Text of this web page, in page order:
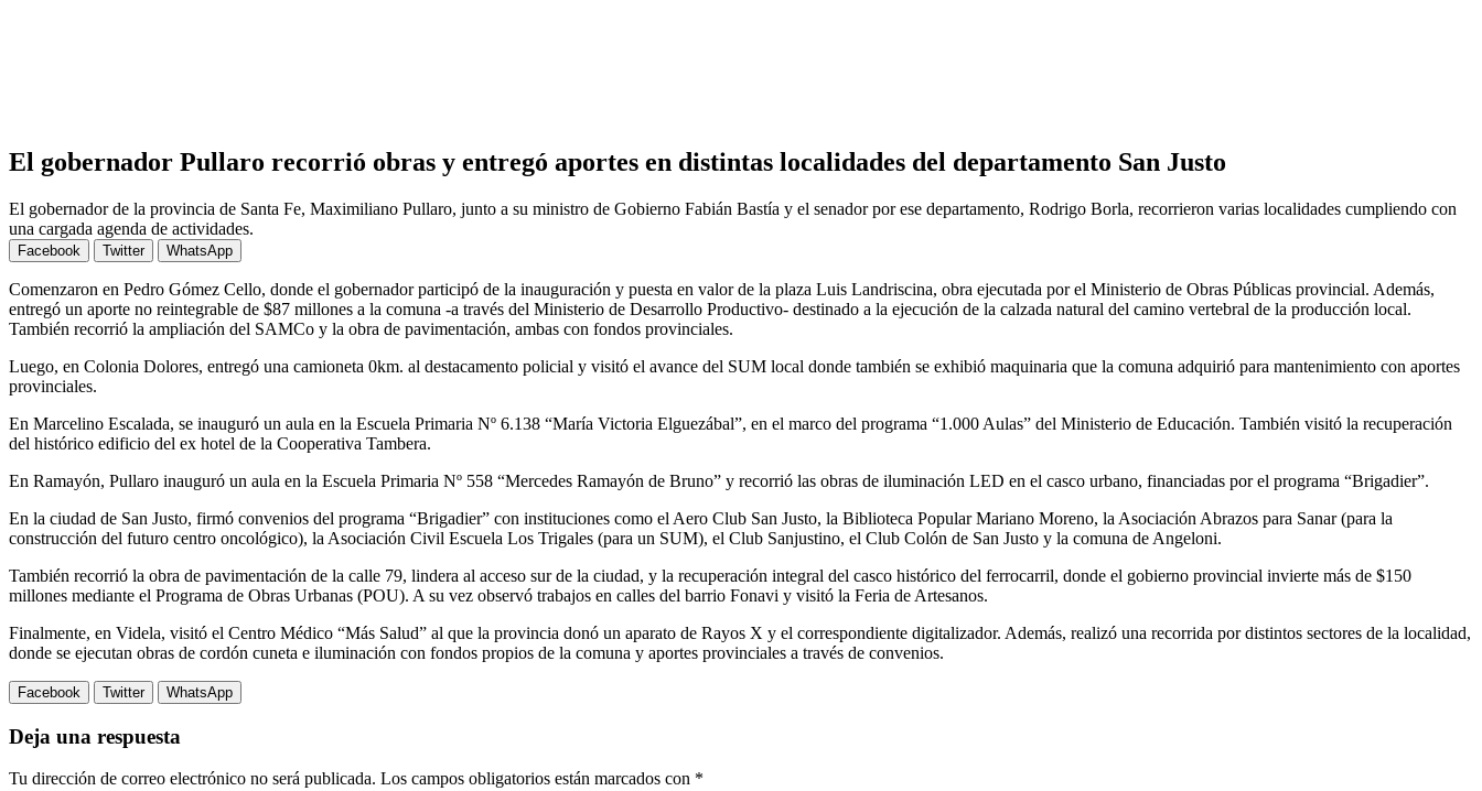
El gobernador Pullaro recorrió obras y entregó aportes en distintas localidades del departamento San Justo
El gobernador de la provincia de Santa Fe, Maximiliano Pullaro, junto a su ministro de Gobierno Fabián Bastía y el senador por ese departamento, Rodrigo Borla, recorrieron varias localidades cumpliendo con
una cargada agenda de actividades.
Facebook Twitter WhatsApp
Comenzaron en Pedro Gómez Cello, donde el gobernador participó de la inauguración y puesta en valor de la plaza Luis Landriscina, obra ejecutada por el Ministerio de Obras Públicas provincial. Además,
entregó un aporte no reintegrable de $87 millones a la comuna -a través del Ministerio de Desarrollo Productivo- destinado a la ejecución de la calzada natural del camino vertebral de la producción local.
También recorrió la ampliación del SAMCo y la obra de pavimentación, ambas con fondos provinciales.
Luego, en Colonia Dolores, entregó una camioneta 0km. al destacamento policial y visitó el avance del SUM local donde también se exhibió maquinaria que la comuna adquirió para mantenimiento con aportes
provinciales.
En Marcelino Escalada, se inauguró un aula en la Escuela Primaria Nº 6.138 “María Victoria Elguezábal”, en el marco del programa “1.000 Aulas” del Ministerio de Educación. También visitó la recuperación
del histórico edificio del ex hotel de la Cooperativa Tambera.
En Ramayón, Pullaro inauguró un aula en la Escuela Primaria Nº 558 “Mercedes Ramayón de Bruno” y recorrió las obras de iluminación LED en el casco urbano, financiadas por el programa “Brigadier”.
En la ciudad de San Justo, firmó convenios del programa “Brigadier” con instituciones como el Aero Club San Justo, la Biblioteca Popular Mariano Moreno, la Asociación Abrazos para Sanar (para la
construcción del futuro centro oncológico), la Asociación Civil Escuela Los Trigales (para un SUM), el Club Sanjustino, el Club Colón de San Justo y la comuna de Angeloni.
También recorrió la obra de pavimentación de la calle 79, lindera al acceso sur de la ciudad, y la recuperación integral del casco histórico del ferrocarril, donde el gobierno provincial invierte más de $150
millones mediante el Programa de Obras Urbanas (POU). A su vez observó trabajos en calles del barrio Fonavi y visitó la Feria de Artesanos.
Finalmente, en Videla, visitó el Centro Médico “Más Salud” al que la provincia donó un aparato de Rayos X y el correspondiente digitalizador. Además, realizó una recorrida por distintos sectores de la localidad,
donde se ejecutan obras de cordón cuneta e iluminación con fondos propios de la comuna y aportes provinciales a través de convenios.
Facebook Twitter WhatsApp
Deja una respuesta
Tu dirección de correo electrónico no será publicada. Los campos obligatorios están marcados con *